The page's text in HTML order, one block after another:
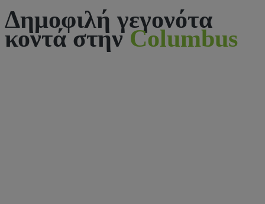
Δημοφιλή γεγονότα
κοντά στηνColumbus